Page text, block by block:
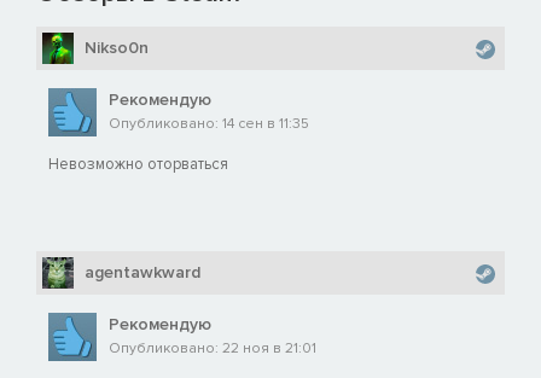
Nikso0n
Рекомендую
Опубликовано: 14 сен в 11:35
Невозможно оторваться
agentawkward
Рекомендую
Опубликовано: 22 ноя в 21:01